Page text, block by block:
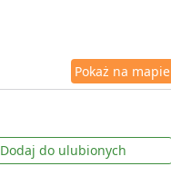
Pokaż na mapie
Dodaj do ulubionych